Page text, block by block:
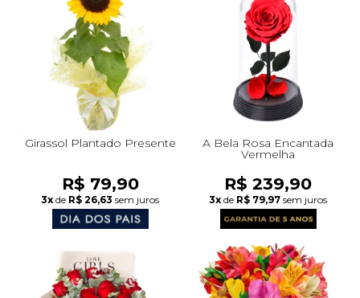
Girassol Plantado Presente
R$ 79,90
3x de R$ 26,63 sem juros
A Bela Rosa Encantada
Vermelha
R$ 239,90
3x de R$ 79,97 sem juros